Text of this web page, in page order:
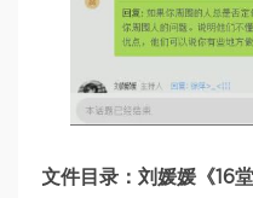
文件目录：刘媛媛《16